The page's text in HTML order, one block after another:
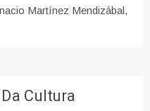
Martínez Mendizábal,
Cultura